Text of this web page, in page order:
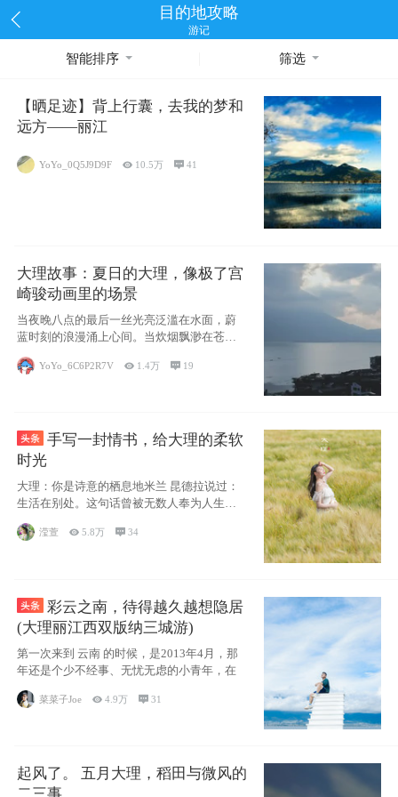
目的地攻略
游记
智能排序 筛选
【晒足迹】背上行囊，去我的梦和
远方——丽江
YoYo_0Q5J9D9F  10.5万 41
大理故事：夏日的大理，像极了宫
崎骏动画里的场景
当夜晚八点的最后一丝光亮泛滥在水面，蔚
蓝时刻的浪漫涌上心间。当炊烟飘渺在苍山
YoYo_6C6P2R7V  1.4万  19
手写一封情书，给大理的柔软
时光
大理：你是诗意的栖息地米兰 昆德拉说过：
生活在别处。这句话曾被无数人奉为人生信
条，并
滢萱 5.8万 34
彩云之南，待得越久越想隐居
(大理丽江西双版纳三城游)
第一次来到 云南 的时候，是2013年4月，那
年还是个少不经事、无忧无虑的小青年，在
菜菜子Joe 4.9万  31
起风了。 五月大理，稻田与微风的